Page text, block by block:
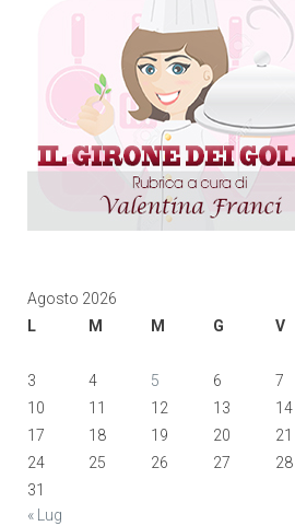
Agosto 2026
L
M M G V
3
4 5 6 7
10
11 12 13 14
17
18 19 20 21
24
25 26 27 28
31
« Lug